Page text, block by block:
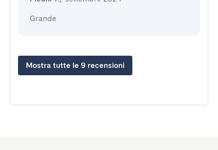
Grande
Mostra tutte le 9 recensioni